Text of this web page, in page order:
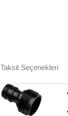
Taksit Seçenekleri